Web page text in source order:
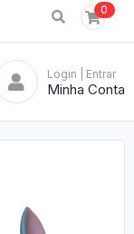
0
Login | Entrar
Minha Conta